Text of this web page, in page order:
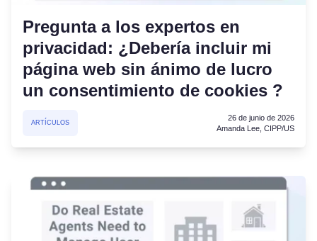
Pregunta a los expertos en
privacidad: ¿Debería incluir mi
página web sin ánimo de lucro
un consentimiento de cookies ?
ARTÍCULOS
26 de junio de 2026
Amanda Lee, CIPP/US